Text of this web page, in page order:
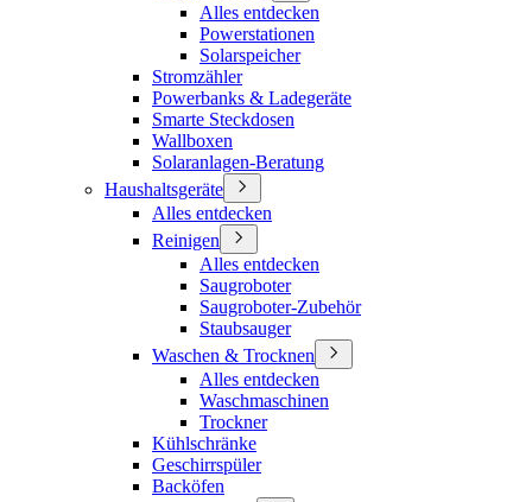
Alles entdecken
Powerstationen
Solarspeicher
Stromzähler
Powerbanks & Ladegeräte
Smarte Steckdosen
Wallboxen
Solaranlagen-Beratung
Haushaltsgeräte
Alles entdecken
Reinigen
Alles entdecken
Saugroboter
Saugroboter-Zubehör
Staubsauger
Waschen & Trocknen
Alles entdecken
Waschmaschinen
Trockner
Kühlschränke
Geschirrspüler
Backöfen